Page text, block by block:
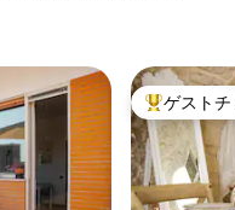
大好評の
ゲストチ